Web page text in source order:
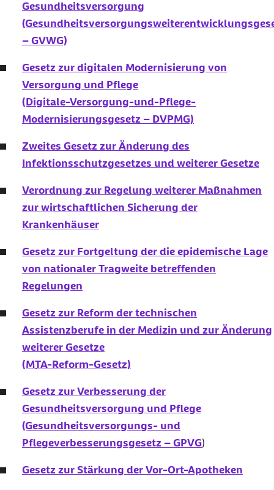
vollständig ausgeschöpft werden.
Gesundheitsversorgung
– GVWG)
Gesetz zur digitalen Modernisierung von
Versorgung und Pflege
(Digitale-Versorgung-und-Pflege-
Modernisierungsgesetz – DVPMG)
Zweites Gesetz zur Änderung des
Infektionsschutzgesetzes und weiterer Gesetze
Verordnung zur Regelung weiterer Maßnahmen
zur wirtschaftlichen Sicherung der
Krankenhäuser
Gesetz zur Fortgeltung der die epidemische Lage
von nationaler Tragweite betreffenden
Regelungen
Gesetz zur Reform der technischen
Assistenzberufe in der Medizin und zur Änderung
weiterer Gesetze
(MTA-Reform-Gesetz)
Gesetz zur Verbesserung der
Gesundheitsversorgung und Pflege
(Gesundheitsversorgungs- und
Pflegeverbesserungsgesetz – GPVG)
Gesetz zur Stärkung der Vor-Ort-Apotheken